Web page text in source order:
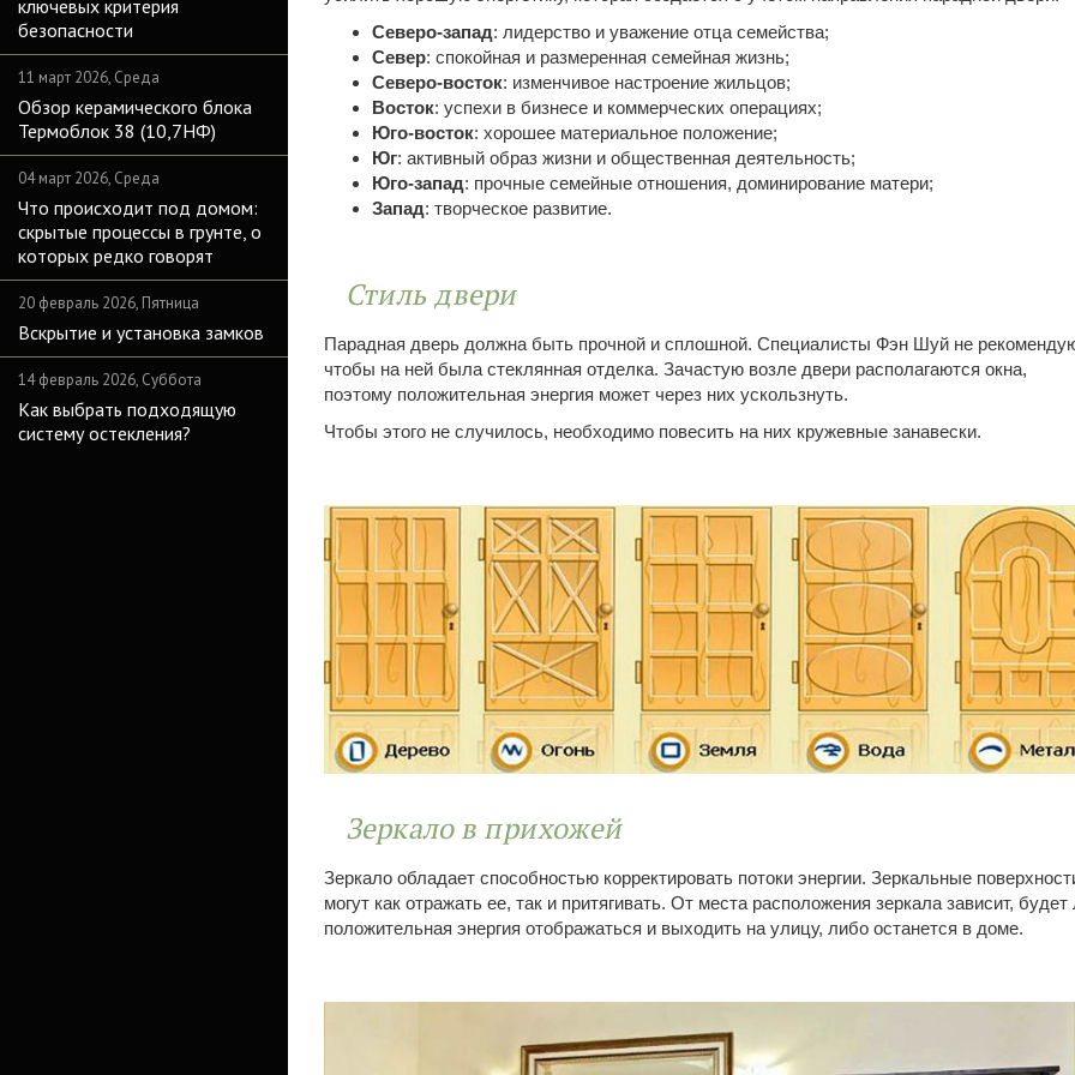
ключевых критерия
безопасности
11 март 2026, Среда
Обзор керамического блока
Термоблок 38 (10,7НФ)
04 март 2026, Среда
Что происходит под домом:
скрытые процессы в грунте, о
которых редко говорят
20 февраль 2026, Пятница
Вскрытие и установка замков
14 февраль 2026, Суббота
Как выбрать подходящую
систему остекления?
Северо-запад: лидерство и уважение отца семейства;
Север: спокойная и размеренная семейная жизнь;
Северо-восток: изменчивое настроение жильцов;
Восток: успехи в бизнесе и коммерческих операциях;
Юго-восток: хорошее материальное положение;
Юг: активный образ жизни и общественная деятельность;
Юго-запад: прочные семейные отношения, доминирование матери;
Запад: творческое развитие.
Стиль двери
Парадная дверь должна быть прочной и сплошной. Специалисты Фэн Шуй не
чтобы на ней была стеклянная отделка. Зачастую возле двери располагаются окна,
поэтому положительная энергия может через них ускользнуть.
Чтобы этого не случилось, необходимо повесить на них кружевные занавески.
Зеркало в прихожей
Зеркало обладает способностью корректировать потоки энергии. Зеркальные
могут как отражать ее, так и притягивать. От места расположения зеркала зависит, будет
положительная энергия отображаться и выходить на улицу, либо останется в доме.